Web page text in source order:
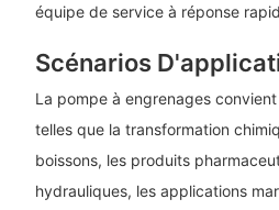
équipe de service à réponse
Scénarios
La pompe à engrenages
telles que la transformation
boissons, les produits
hydrauliques, les applications